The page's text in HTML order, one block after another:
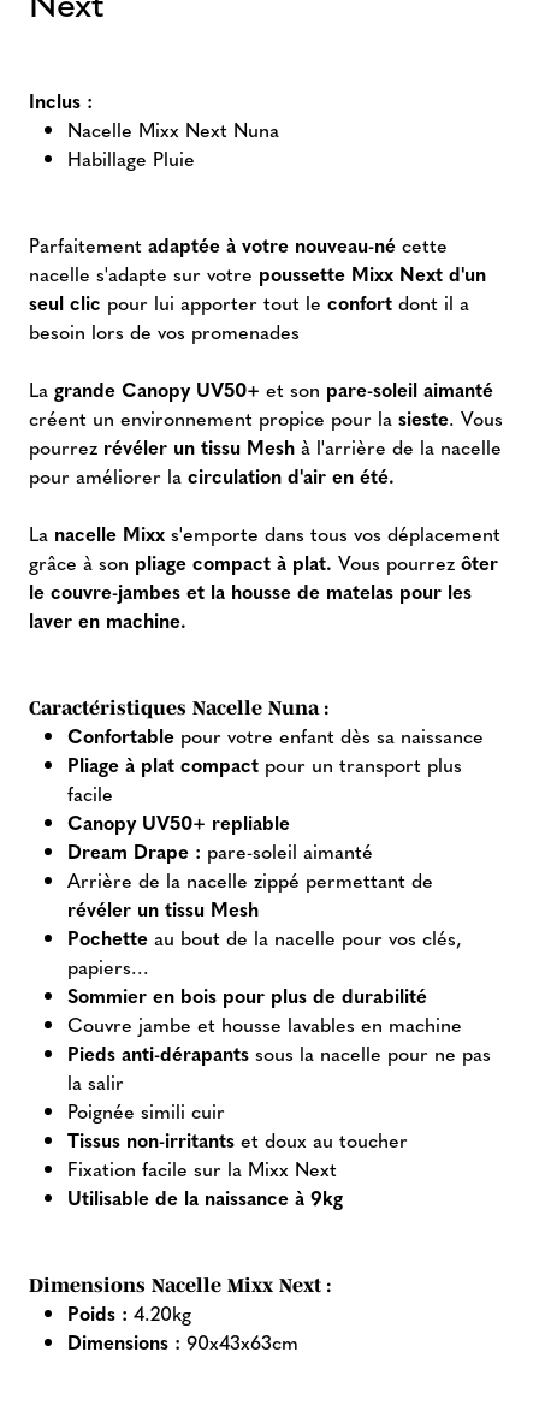
Inclus :
Nacelle Mixx Next Nuna
Habillage Pluie
Parfaitement adaptée à votre nouveau-né cette
nacelle s'adapte sur votre poussette Mixx Next d'un
seul clic pour lui apporter tout le confort dont il a
besoin lors de vos promenades
La grande Canopy UV50+ et son pare-soleil aimanté
créent un environnement propice pour la sieste. Vous
pourrez révéler un tissu Mesh à l'arrière de la nacelle
pour améliorer la circulation d'air en été.
La nacelle Mixx s'emporte dans tous vos déplacement
grâce à son pliage compact à plat. Vous pourrez ôter
le couvre-jambes et la housse de matelas pour les
laver en machine.
Caractéristiques Nacelle Nuna :
Confortable pour votre enfant dès sa naissance
Pliage à plat compact pour un transport plus
facile
Canopy UV50+ repliable
Dream Drape : pare-soleil aimanté
Arrière de la nacelle zippé permettant de
révéler un tissu Mesh
Pochette au bout de la nacelle pour vos clés,
papiers...
Sommier en bois pour plus de durabilité
Couvre jambe et housse lavables en machine
Pieds anti-dérapants sous la nacelle pour ne pas
la salir
Poignée simili cuir
Tissus non-irritants et doux au toucher
Fixation facile sur la Mixx Next
Utilisable de la naissance à 9kg
Dimensions Nacelle Mixx Next :
Poids : 4.20kg
Dimensions : 90x43x63cm